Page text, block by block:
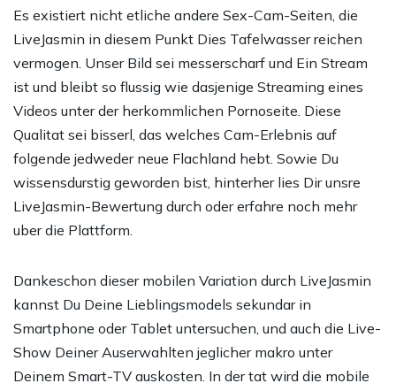
Es existiert nicht etliche andere Sex-Cam-Seiten, die
LiveJasmin in diesem Punkt Dies Tafelwasser reichen
vermogen. Unser Bild sei messerscharf und Ein Stream
ist und bleibt so flussig wie dasjenige Streaming eines
Videos unter der herkommlichen Pornoseite. Diese
Qualitat sei bisserl, das welches Cam-Erlebnis auf
folgende jedweder neue Flachland hebt. Sowie Du
wissensdurstig geworden bist, hinterher lies Dir unsre
LiveJasmin-Bewertung durch oder erfahre noch mehr
uber die Plattform.
Dankeschon dieser mobilen Variation durch LiveJasmin
kannst Du Deine Lieblingsmodels sekundar in
Smartphone oder Tablet untersuchen, und auch die Live-
Show Deiner Auserwahlten jeglicher makro unter
Deinem Smart-TV auskosten. In der tat wird die mobile